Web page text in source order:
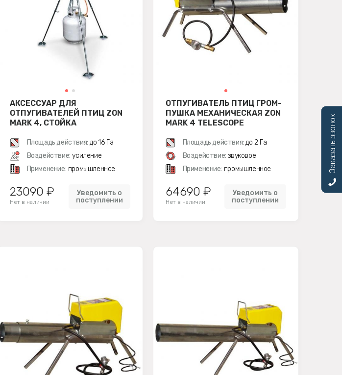
АКСЕССУАР ДЛЯ
ОТПУГИВАТЕЛЕЙ ПТИЦ ZON
MARK 4, СТОЙКА
Площадь действия: до 16 Га
Воздействие: усиление
Применение: промышленное
23090 ₽
Нет в наличии
Уведомить о
поступлении
ОТПУГИВАТЕЛЬ ПТИЦ ГРОМ-
ПУШКА МЕХАНИЧЕСКАЯ ZON
MARK 4 TELESCOPE
Площадь действия: до 2 Га
Воздействие: звуковое
Применение: промышленное
64690 ₽
Нет в наличии
Уведомить о
поступлении
Заказать звонок